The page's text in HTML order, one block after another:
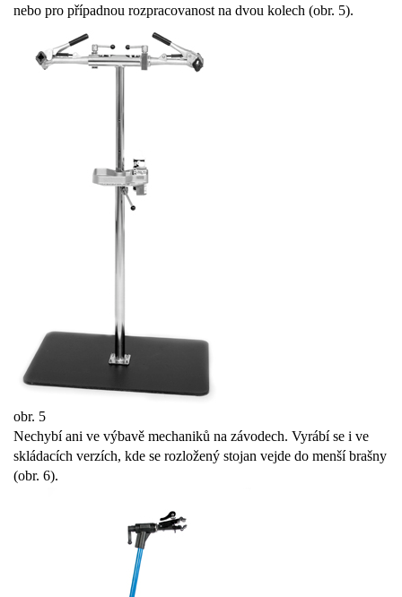
nebo pro případnou rozpracovanost na dvou kolech (obr. 5).
obr. 5
Nechybí ani ve výbavě mechaniků na závodech. Vyrábí se i ve
skládacích verzích, kde se rozložený stojan vejde do menší brašny
(obr. 6).